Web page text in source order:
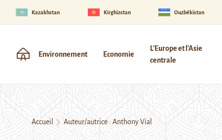
Kazakhstan Kirghizstan Ouzbékistan
Environnement Economie
L'Europe et l'Asie
centrale
Accueil Auteur/autrice : Anthony Vial